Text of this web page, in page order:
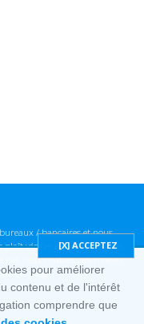
/ bancaires et nous
vérifier ces informations
pas responsables des erreurs
pour améliorer
contenu et de l'intérêt
comprendre que